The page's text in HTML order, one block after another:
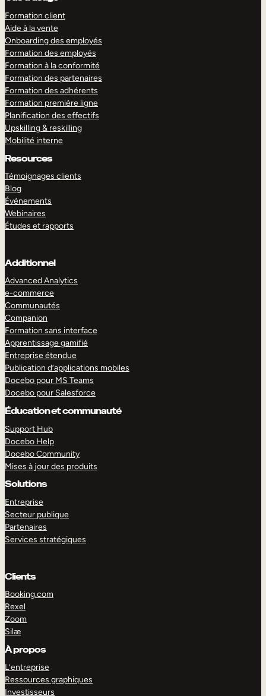
Formation client
Aide à la vente
Onboarding des employés
Formation des employés
Formation à la conformité
Formation des partenaires
Formation des adhérents
Formation première ligne
Planification des effectifs
Upskilling & reskilling
Mobilité interne
Resources
Témoignages clients
Blog
Événements
Webinaires
Études et rapports
Additionnel
Advanced Analytics
e-commerce
Communautés
Companion
Formation sans interface
Apprentissage gamifié
Entreprise étendue
Publication d’applications mobiles
Docebo pour MS Teams
Docebo pour Salesforce
Éducation et communauté
Support Hub
Docebo Help
Docebo Community
Mises à jour des produits
Solutions
Entreprise
Secteur publique
Partenaires
Services stratégiques
Clients
Booking.com
Rexel
Zoom
Silæ
À propos
L’entreprise
Ressources graphiques
Investisseurs